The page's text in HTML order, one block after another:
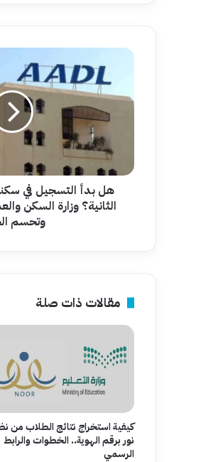
هل
التسجيل
في
سكنات
للمرحلة
الثانية؟
وزارة
السكن
والعمران
تجيب
الجدل
الثانية؟ وزارة السكن
وتحسم
مقالات ذات صلة
كيفية استخراج نتائج الطلاب من
نور برقم الهوية.. الخطوات والرابط
الرسمي